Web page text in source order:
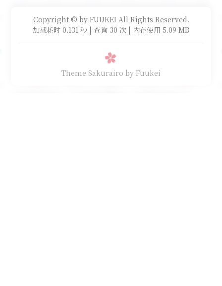
Copyright © by FUUKEI All Rights Reserved.
加载耗时 0.131 秒 | 查询 30 次 | 内存使用 5.09 MB
Theme Sakurairo by Fuukei